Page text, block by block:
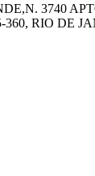
3740
360, RIO DE